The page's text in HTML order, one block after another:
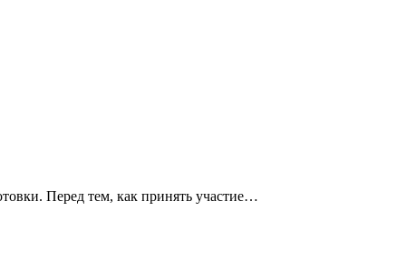
Перед тем, как принять участие…